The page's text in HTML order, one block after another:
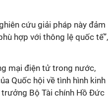
cứu giải pháp này đảm
hợp với thông lệ quốc tế”,
mại điện tử trong nước,
Quốc hội về tình hình kinh
Bộ Tài chính Hồ Đức